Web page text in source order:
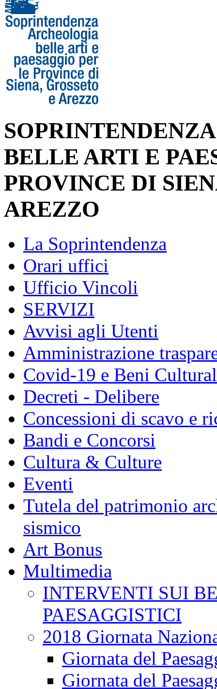
BELLE ARTI E
PROVINCE DI
AREZZO
La Soprintendenza
Orari uffici
Ufficio Vincoli
SERVIZI
Avvisi agli Utenti
Amministrazione
Covid-19 e Beni
Decreti - Delibere
Concessioni di scavo e
Bandi e Concorsi
Cultura & Culture
Eventi
Tutela del patrimonio
sismico
Art Bonus
Multimedia
INTERVENTI SUI
PAESAGGISTICI
2018 Giornata
Giornata del
Giornata del